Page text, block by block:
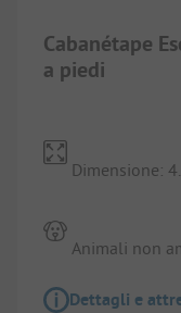
Cabanétape
a piedi
Dimensione:
Animali non
Dettagli e